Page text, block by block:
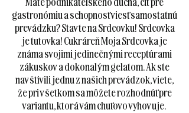
gastronómiu a schopnosť viesť samostatnú
prevádzku? Stavte na Srdcovku! Srdcovka
je tutovka! Cukráreň Moja Srdcovka je
známa svojimi jedinečnými receptúrami
zákuskov a dokonalým gelatom. Ak ste
navštívili jednu z našich prevádzok, viete,
že pri všetkom sa môžete rozhodnúť pre
variantu, ktorá vám chuťovo vyhovuje.